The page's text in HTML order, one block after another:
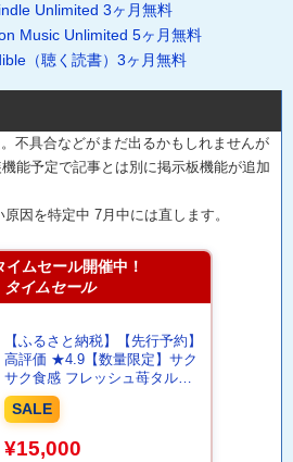
Unlimited 3ヶ月無料
Music Unlimited 5ヶ月無料
（聴く読書）3ヶ月無料
不具合などがまだ出るかもしれませんが
能予定で記事とは別に掲示板機能が追加
因を特定中 7月中には直します。
イムセール開催中！
タイムセール
【ふるさと納税】【先行予約】
高評価 ★4.9【数量限定】サク
サク食感 フレッシュ苺タルト
ケーキ 5号：直径15cm (4～5人
前) 850g 【選べる発送月/内容/
イチゴケーキ ホール 定期便 ス
SALE
¥15,000